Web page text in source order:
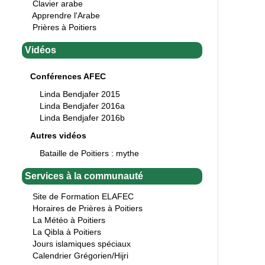
Clavier arabe
Apprendre l'Arabe
Prières à Poitiers
Vidéos
Conférences AFEC
Linda Bendjafer 2015
Linda Bendjafer 2016a
Linda Bendjafer 2016b
Autres vidéos
Bataille de Poitiers : mythe
Services à la communauté
Site de Formation ELAFEC
Horaires de Prières à Poitiers
La Météo à Poitiers
La Qibla à Poitiers
Jours islamiques spéciaux
Calendrier Grégorien/Hijri